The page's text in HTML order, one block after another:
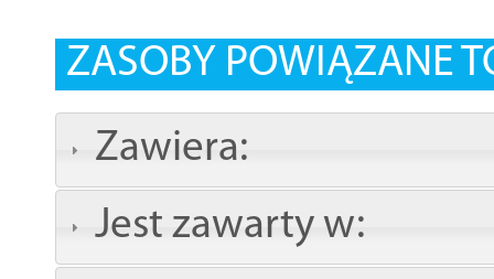
ZASOBY POWIĄZANE
Zawiera:
Jest zawarty w: